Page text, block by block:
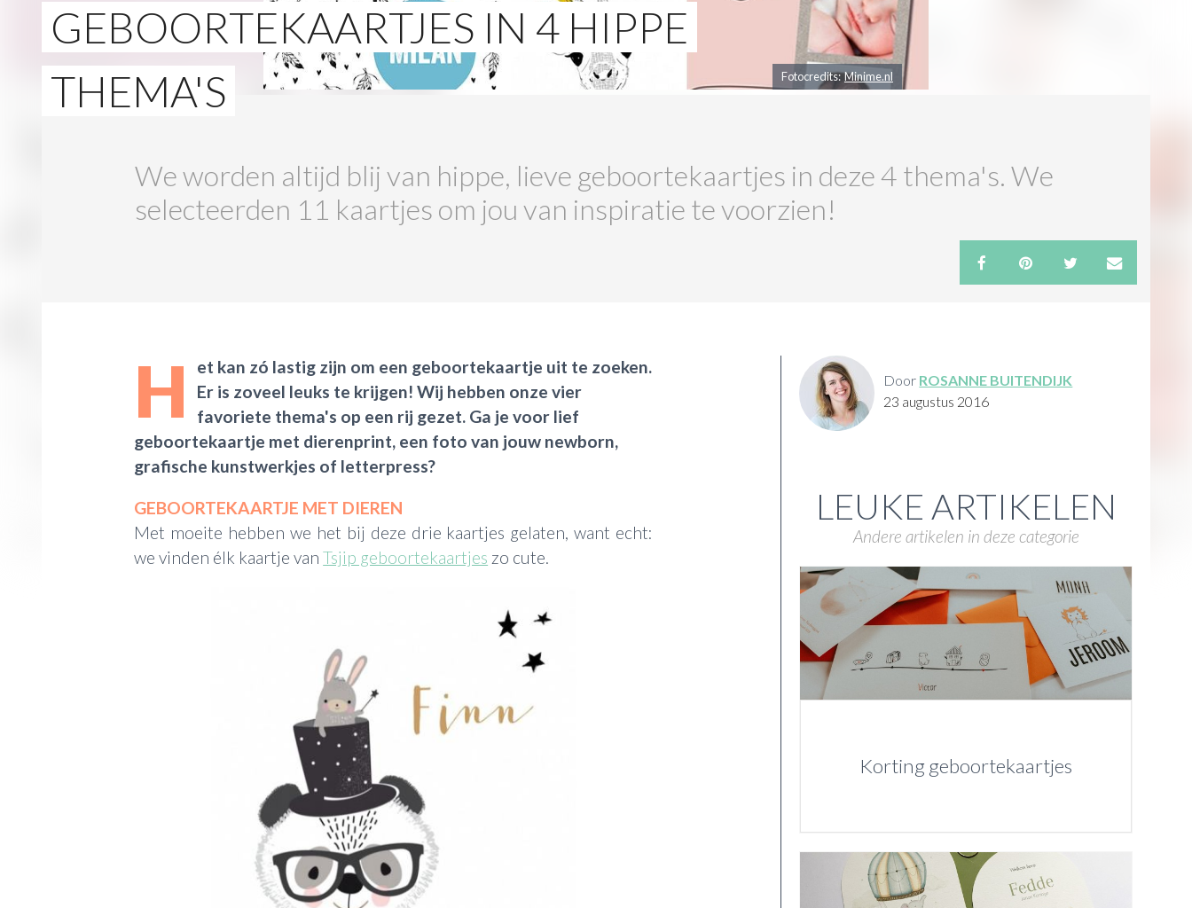
Fotocredits:Minime.nl
GEBOORTEKAARTJES IN 4 HIPPE
THEMA'S
We worden altijd blij van hippe, lieve geboortekaartjes in deze 4 thema's. We
selecteerden 11 kaartjes om jou van inspiratie te voorzien!
H
et kan zó lastig zijn om een geboortekaartje uit te zoeken.
Er is zoveel leuks te krijgen! Wij hebben onze vier
favoriete thema's op een rij gezet. Ga je voor lief
geboortekaartje met dierenprint, een foto van jouw newborn,
grafische kunstwerkjes of letterpress?
GEBOORTEKAARTJE MET DIEREN
Met moeite hebben we het bij deze drie kaartjes gelaten, want echt:
we vinden élk kaartje vanTsjip geboortekaartjes zo cute.
Door ROSANNE BUITENDIJK
23 augustus 2016
LEUKE ARTIKELEN
Andere artikelen in deze categorie
Korting geboortekaartjes